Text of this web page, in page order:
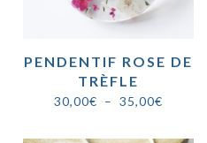
PENDENTIF ROSE DE
TRÈFLE
30,00€ – 35,00€